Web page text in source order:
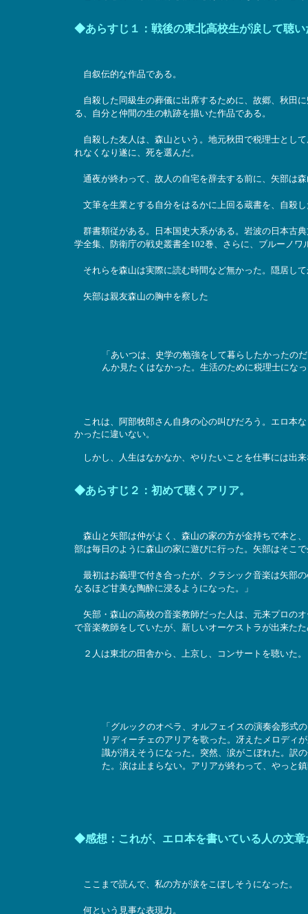
◆あらすじ１：戦後の東北高校生が涙して聴い
自叙伝的な作品である。
自殺した同級生の葬儀に出席するために、故郷、秋田
る、自分と仲間の生の軌跡を描いた作品である。
自殺した友人は、森山という。地元秋田で税理士とし
れなくなり遂に、死を選んだ。
通夜が終わって、故人の自宅を辞去する前に、矢部は
文筆を生業とする自分をはるかに上回る蔵書を、自殺
群書類従がある。日本国史大系がある。岩波の日本古
学全集、防衛庁の戦史叢書全102巻、さらに、ブルーノ
それらを森山は実際に読む時間など無かった。隠居し
矢部は親友森山の胸中を察した
「あいつは、史学の勉強をして暮らしたかったの
んか見たくはなかった。生活のために税理士にな
これは、阿部牧郎さん自身の心の叫びだろう。エロ本
かったに違いない。
しかし、人生はなかなか、やりたいことを仕事には出
◆あらすじ２：初めて聴くアリア。
森山と矢部は仲がよく、森山の家の方が金持ちで本と
部は毎日のように森山の家に遊びに行った。矢部はそこ
最初はお義理で付き合ったが、クラシック音楽は矢部
なるほど甘美な陶酔に浸るようになった。」
矢部・森山の高校の音楽教師だった人は、元来プロの
で音楽教師をしていたが、新しいオーケストラが出来た
２人は東北の田舎から、上京し、コンサートを聴いた。
「グルックのオペラ、オルフェイスの演奏会形式
リディーチェのアリアを歌った。冴えたメロディ
識が消えそうになった。突然、涙がこぼれた。訳
た。涙は止まらない。アリアが終わって、やっと
◆感想：これが、エロ本を書いている人の文章
ここまで読んで、私の方が涙をこぼしそうになった。
何という見事な表現力。